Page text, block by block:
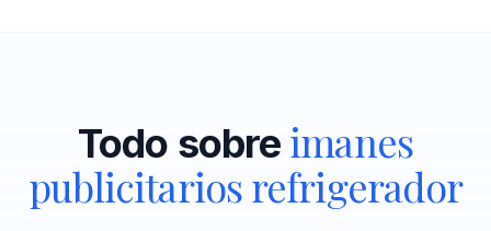
Todo sobre imanes
publicitarios refrigerador